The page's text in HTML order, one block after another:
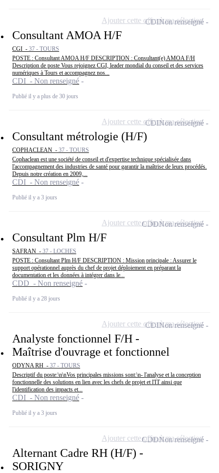
Consultant AMOA H/F
CGI - 37 - TOURS
POSTE : Consultant AMOA H/F DESCRIPTION : Consultant(e) AMOA F/H
Description de poste Vous rejoignez CGI, leader mondial du conseil et des services
numériques à Tours et accompagnez nos...
CDI - Non renseigné
Publié il y a plus de 30 jours
CDINon renseigné
Ajouter cette offre à ma sélection
Consultant métrologie (H/F)
COPHACLEAN - 37 - TOURS
Cophaclean est une société de conseil et d'expertise technique spécialisée dans
l'accompagnement des industries de santé pour garantir la maîtrise de leurs procédés.
Depuis notre création en 2009,...
CDI - Non renseigné
Publié il y a 3 jours
CDINon renseigné
Ajouter cette offre à ma sélection
Consultant Plm H/F
SAFRAN - 37 - LOCHES
POSTE : Consultant Plm H/F DESCRIPTION : Mission principale : Assurer le
support opérationnel auprès du chef de projet déploiement en préparant la
documentation et les données à intégrer dans le...
CDD - Non renseigné
Publié il y a 28 jours
CDDNon renseigné
Ajouter cette offre à ma sélection
Analyste fonctionnel F/H -
Maîtrise d'ouvrage et fonctionnel
ODYNA RH - 37 - TOURS
Descriptif du poste:\n\nVos principales missions sont:\n- l'analyse et la conception
fonctionnelle des solutions en lien avec les chefs de projet et l'IT ainsi que
l'identification des impacts et...
CDI - Non renseigné
Publié il y a 3 jours
CDINon renseigné
Ajouter cette offre à ma sélection
Alternant Cadre RH (H/F) -
SORIGNY
CDDNon renseigné
Ajouter cette offre à ma sélection